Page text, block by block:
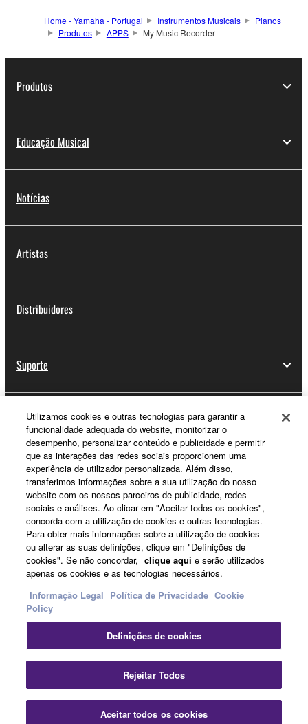
Home - Yamaha - Portugal Instrumentos Musicais
Pianos
Produtos
APPS My Music Recorder
Produtos
Educação Musical
Notícias
Artistas
Distribuidores
Suporte
Registo Yamaha Music ID
Sobre a Yamaha
Portugal - Portuguese
Negócio
Contacte-nosTermos e CondiçõesPolítica de Privacidade
Política de cookiesInformação Legal
Utilizamos cookies e outras tecnologias para garantir a
funcionalidade adequada do website, monitorizar o
desempenho, personalizar conteúdo e publicidade e permitir
que as interações das redes sociais proporcionem uma
experiência de utilizador personalizada. Além disso,
transferimos informações sobre a sua utilização do nosso
website com os nossos parceiros de publicidade, redes
sociais e análises. Ao clicar em "Aceitar todos os cookies",
concorda com a utilização de cookies e outras tecnologias.
Para obter mais informações sobre a utilização de cookies
ou alterar as suas definições, clique em "Definições de
cookies". Se não concordar, clique aqui e serão utilizados
apenas os cookies e as tecnologias necessários.
Informação Legal Política de Privacidade Cookie
Policy
Definições de cookies
Rejeitar Todos
Aceitar todos os cookies